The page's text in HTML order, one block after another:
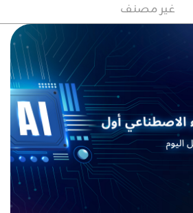
غير مصنف